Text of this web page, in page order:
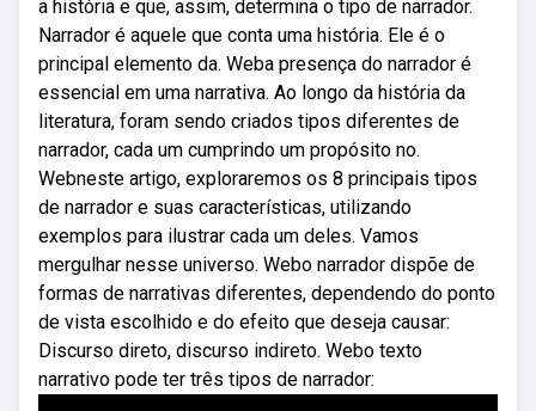
a história e que, assim, determina o tipo de narrador.
Narrador é aquele que conta uma história. Ele é o
principal elemento da. Weba presença do narrador é
essencial em uma narrativa. Ao longo da história da
literatura, foram sendo criados tipos diferentes de
narrador, cada um cumprindo um propósito no.
Webneste artigo, exploraremos os 8 principais tipos
de narrador e suas características, utilizando
exemplos para ilustrar cada um deles. Vamos
mergulhar nesse universo. Webo narrador dispõe de
formas de narrativas diferentes, dependendo do ponto
de vista escolhido e do efeito que deseja causar:
Discurso direto, discurso indireto. Webo texto
narrativo pode ter três tipos de narrador: